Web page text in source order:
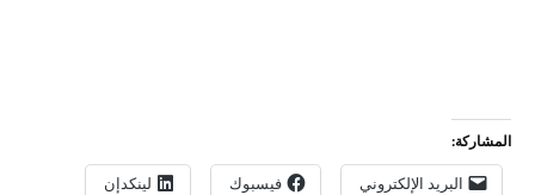
المشاركة:
البريد الإلكتروني فيسبوك لينكدإن